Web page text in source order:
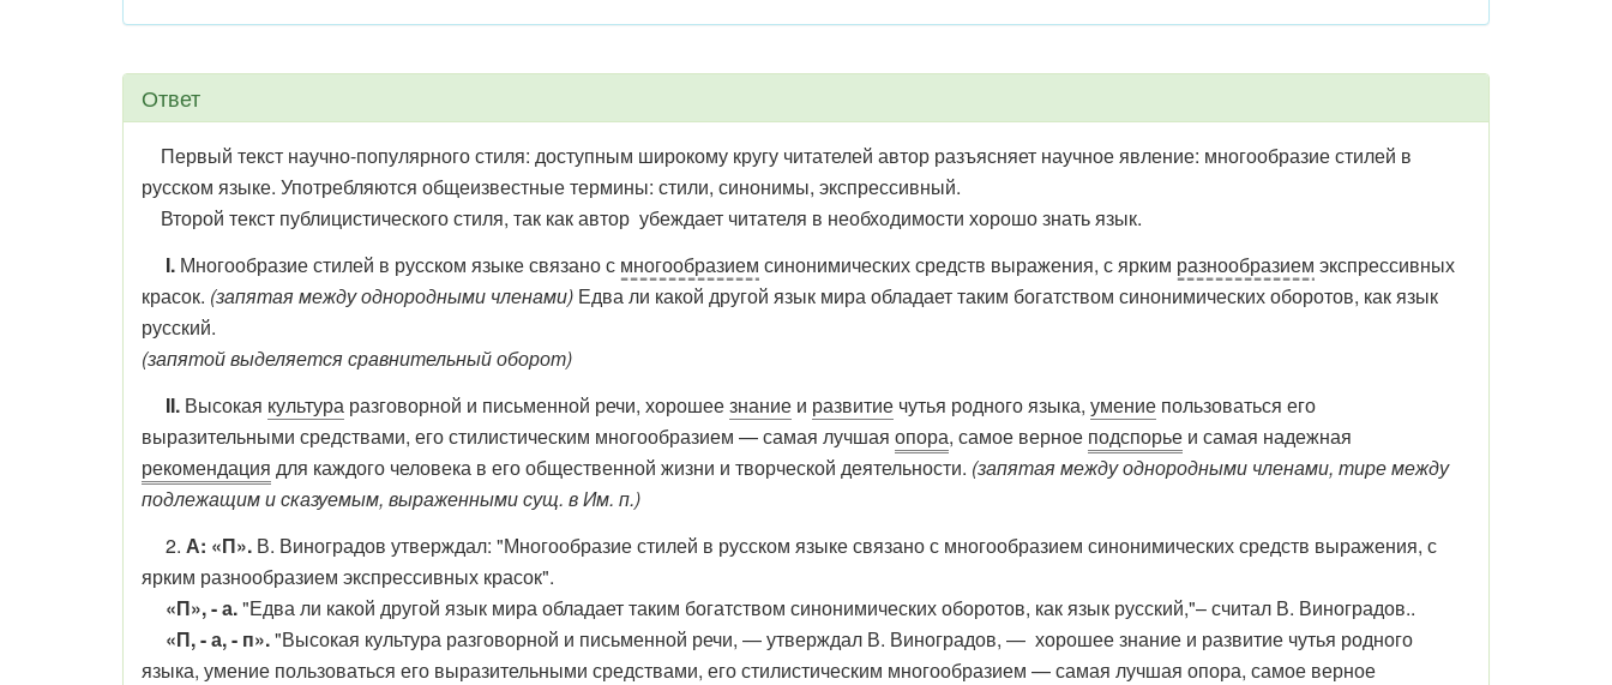
Ответ
Первый текст научно-популярного стиля: доступным широкому кругу читателей автор разъясняет научное явление: многообразие стилей в
русском языке. Употребляются общеизвестные термины: стили, синонимы, экспрессивный.
Второй текст публицистического стиля, так как автор убеждает читателя в необходимости хорошо знать язык.
I. Многообразие стилей в русском языке связано с многообразием синонимических средств выражения, с ярким разнообразием экспрессивных
красок. (запятая между однородными членами) Едва ли какой другой язык мира обладает таким богатством синонимических оборотов, как язык
русский.
(запятой выделяется сравнительный оборот)
II. Высокая культура разговорной и письменной речи, хорошеезнание и развитие чутья родного языка, умение пользоваться его
выразительными средствами, его стилистическим многообразием — самая лучшая опора, самое верное подспорье и самая надежная
рекомендация для каждого человека в его общественной жизни и творческой деятельности. (запятая между однородными членами, тире между
подлежащим и сказуемым, выраженными сущ. в Им. п.)
2. А: «П». В. Виноградов утверждал: "Многообразие стилей в русском языке связано с многообразием синонимических средств выражения, с
ярким разнообразием экспрессивных красок".
«П», - а."Едва ли какой другой язык мира обладает таким богатством синонимических оборотов, как язык русский,"– считал В. Виноградов..
«П, - а, - п»."Высокая культура разговорной и письменной речи, — утверждал В. Виноградов, — хорошее знание и развитие чутья родного
языка, умение пользоваться его выразительными средствами, его стилистическим многообразием — самая лучшая опора, самое верное